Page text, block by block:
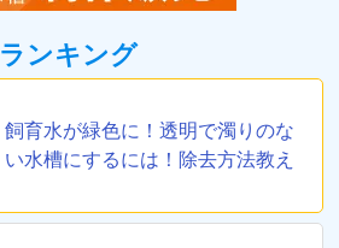
ランキング
飼育水が緑色に！透明で濁りのな
い水槽にするには！除去方法教え